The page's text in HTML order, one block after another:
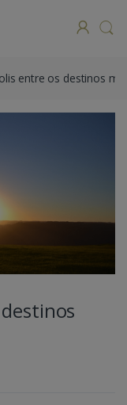
entre os destinos